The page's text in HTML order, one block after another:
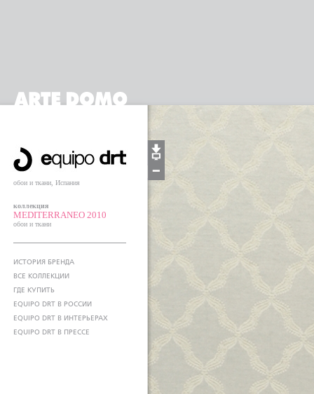
обои и ткани, Испания
коллекция
MEDITERRANEO 2010
обои и ткани
ИСТОРИЯ БРЕНДА
ВСЕ КОЛЛЕКЦИИ
ГДЕ КУПИТЬ
EQUIPO DRT В РОССИИ
EQUIPO DRT В ИНТЕРЬЕРАХ
EQUIPO DRT В ПРЕССЕ